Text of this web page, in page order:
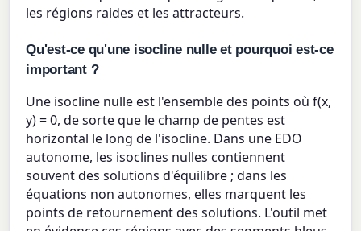
les régions raides et les attracteurs.
Qu'est-ce qu'une isocline nulle et pourquoi est-ce
important ?
Une isocline nulle est l'ensemble des points où f(x,
y) = 0, de sorte que le champ de pentes est
horizontal le long de l'isocline. Dans une EDO
autonome, les isoclines nulles contiennent
souvent des solutions d'équilibre ; dans les
équations non autonomes, elles marquent les
points de retournement des solutions. L'outil met